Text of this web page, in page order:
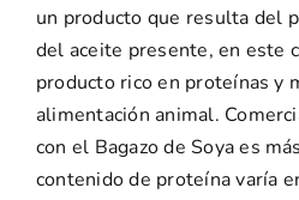
un producto que resulta del
del aceite presente, en este
producto rico en proteínas y
alimentación animal.
con el Bagazo de Soya es
contenido de proteína varía